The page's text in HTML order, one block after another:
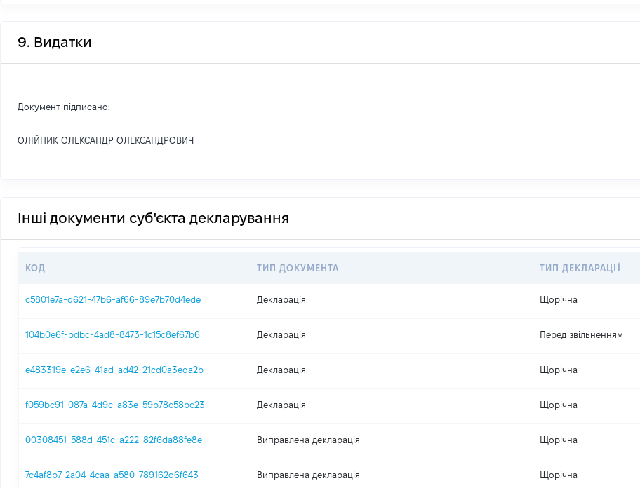
9. Видатки
Документ підписано:
ОЛІЙНИК ОЛЕКСАНДР ОЛЕКСАНДРОВИЧ
Інші документи суб'єкта декларування
КОД ТИП ДОКУМЕНТА ТИП ДЕКЛАРАЦІЇ
c5801e7a-d621-47b6-af66-89e7b70d4ede Декларація Щорічна
104b0e6f-bdbc-4ad8-8473-1c15c8ef67b6 Декларація Перед звільненням
e483319e-e2e6-41ad-ad42-21cd0a3eda2b Декларація Щорічна
f059bc91-087a-4d9c-a83e-59b78c58bc23 Декларація Щорічна
00308451-588d-451c-a222-82f6da88fe8e Виправлена декларація Щорічна
7c4af8b7-2a04-4caa-a580-789162d6f643 Виправлена декларація Щорічна